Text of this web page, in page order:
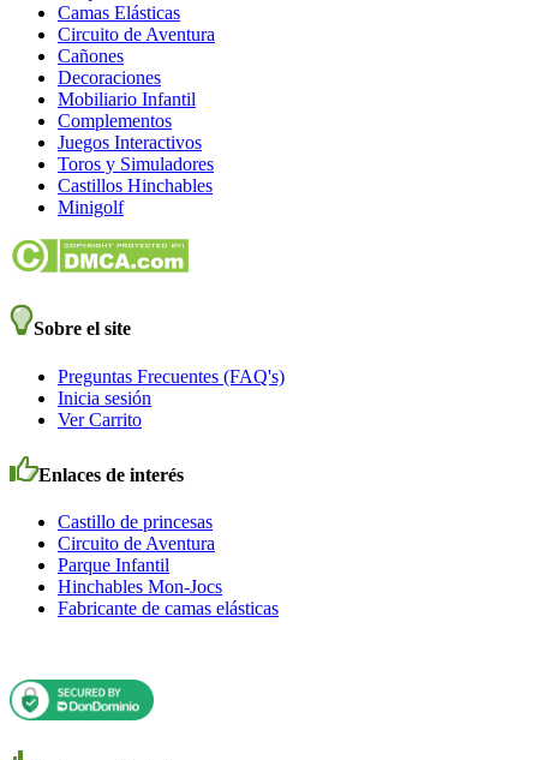
Camas Elásticas
Circuito de Aventura
Cañones
Decoraciones
Mobiliario Infantil
Complementos
Juegos Interactivos
Toros y Simuladores
Castillos Hinchables
Minigolf
Sobre el site
Preguntas Frecuentes (FAQ's)
Inicia sesión
Ver Carrito
Enlaces de interés
Castillo de princesas
Circuito de Aventura
Parque Infantil
Hinchables Mon-Jocs
Fabricante de camas elásticas